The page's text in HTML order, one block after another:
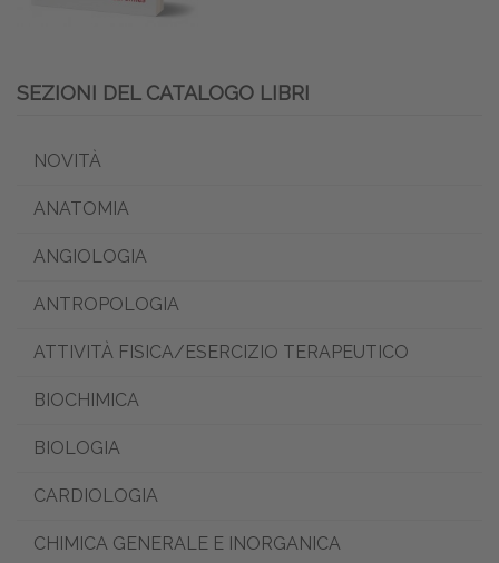
SEZIONI DEL CATALOGO LIBRI
NOVITÀ
ANATOMIA
ANGIOLOGIA
ANTROPOLOGIA
ATTIVITÀ FISICA/ESERCIZIO TERAPEUTICO
BIOCHIMICA
BIOLOGIA
CARDIOLOGIA
CHIMICA GENERALE E INORGANICA